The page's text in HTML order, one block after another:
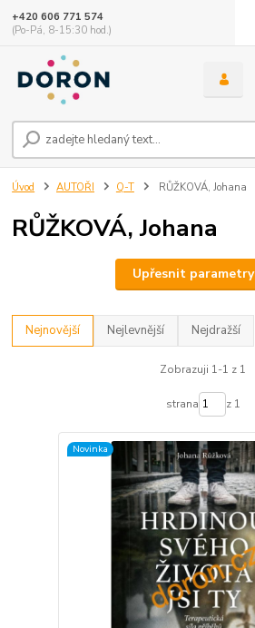
+420 606 771 574
(Po-Pá, 8-15:30 hod.)
Úvod AUTOŘI Q-T RŮŽKOVÁ, Johana
RŮŽKOVÁ, Johana
Upřesnit parametry
Nejnovější Nejlevnější Nejdražší
Zobrazuji 1-1 z 1
strana z 1
Novinka